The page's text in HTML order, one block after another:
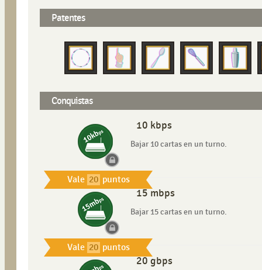
Patentes
Conquistas
Vale 20 puntos
10 kbps
Bajar 10 cartas en un turno.
Vale 20 puntos
15 mbps
Bajar 15 cartas en un turno.
20 gbps